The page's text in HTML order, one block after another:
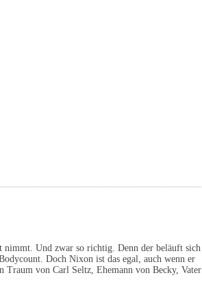
nimmt. Und zwar so richtig. Denn der beläuft sich
Doch Nixon ist das egal, auch wenn er
Traum von Carl Seltz, Ehemann von Becky, Vater